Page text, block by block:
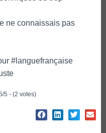
ne connaissais pas
#languefrançaise
5 - (2 votes)